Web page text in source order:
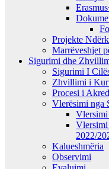
Projekte
Marrëveshjet
Sigurimi dhe
Sigurimi I
Zhvillimi i
Procesi i
Vlerësimi nga
Vlersimi
Vlersimi
2022/
Kalueshmëria
Observimi